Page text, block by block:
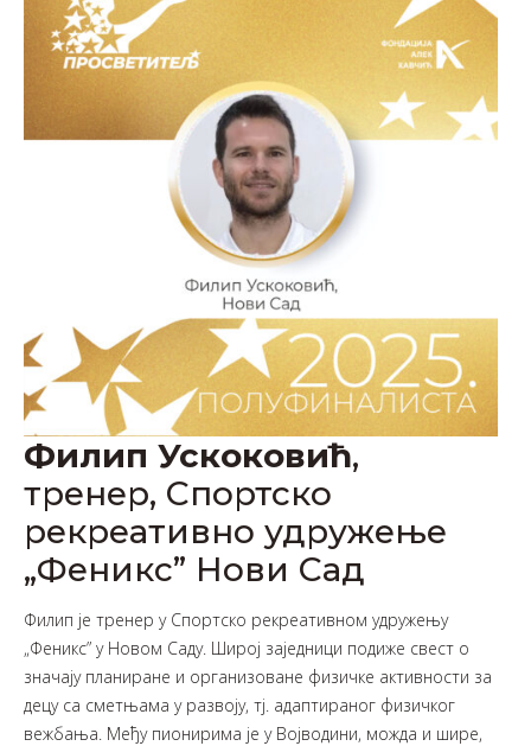
Филип Ускоковић,
тренер, Спортско
рекреативно удружење
„Феникс” Нови Сад
Филип је тренер у Спортско рекреативном удружењу
„Феникс” у Новом Саду. Широј заједници подиже свест о
значају планиране и организоване физичке активности за
децу са сметњама у развоју, тј. адаптираног физичког
вежбања. Међу пионирима је у Војводини, можда и шире,